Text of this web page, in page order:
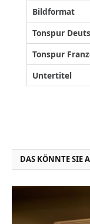
Bildformat
Tonspur
Tonspur
Untertitel
DAS KÖNNTE SIE